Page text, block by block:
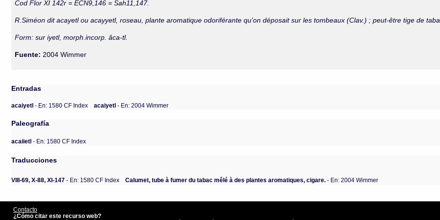
Cod Flor XI 142r = ECN9,146 = Sah11,147.
R.Siméon dit acayetl ou acayyetl, roseau, plante aromatique odoriférante qu'on déposait sur les tombeaux (Clav.) ; peut-être tige de
Form: sur iyetl, morph.incorp. âca-tl.
Fuente: 2004 Wimmer
Entradas
acaiyetl- En: 1580 CF Index acaiyetl- En: 2004 Wimmer
Paleografía
acaiietl - En: 1580 CF Index
Traducciones
VIII-69, X-88, XI-147 - En: 1580 CF Index Calumet, tube à fumer du tabac mêlé à des plantes aromatiques, cigare. - En: 2004 Wimmer
Contacto
¿Cómo citar este recurso web?